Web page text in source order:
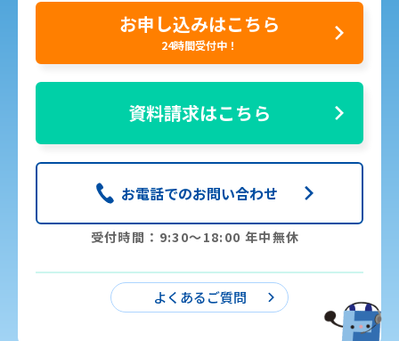
お申し込みはこちら
24時間受付中！
資料請求はこちら
お電話でのお問い合わせ
受付時間：9:30〜18:00 年中無休
よくあるご質問